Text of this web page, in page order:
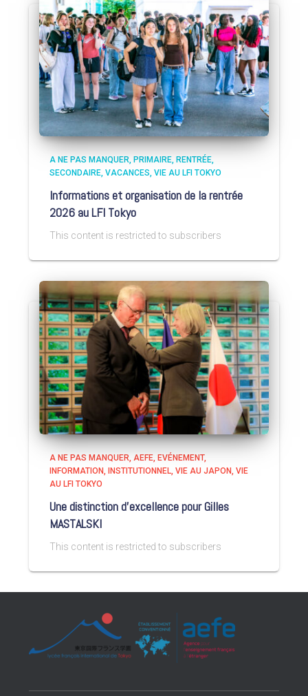
A NE PAS MANQUER PRIMAIRE RENTRÉE
SECONDAIRE VACANCES VIE AU LFI TOKYO
Informations et organisation de la rentrée
2026 au LFI Tokyo
This content is restricted to subscribers
A NE PAS MANQUER AEFE EVÉNEMENT
INFORMATION
INSTITUTIONNEL VIE AU JAPON VIE
AU LFI TOKYO
Une distinction d’excellence pour Gilles
MASTALSKI
This content is restricted to subscribers